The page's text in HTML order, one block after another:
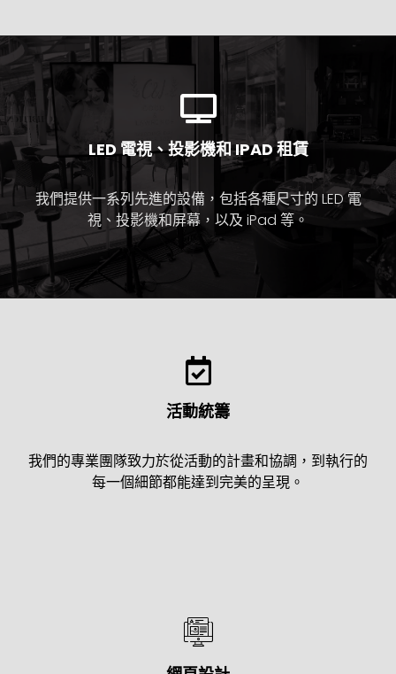
LED 電視、投影機和 IPAD 租賃
我們提供一系列先進的設備，包括各種尺寸的 LED 電
視、投影機和屏幕，以及 iPad 等。
活動統籌
我們的專業團隊致力於從活動的計畫和協調，到執行的
每一個細節都能達到完美的呈現。